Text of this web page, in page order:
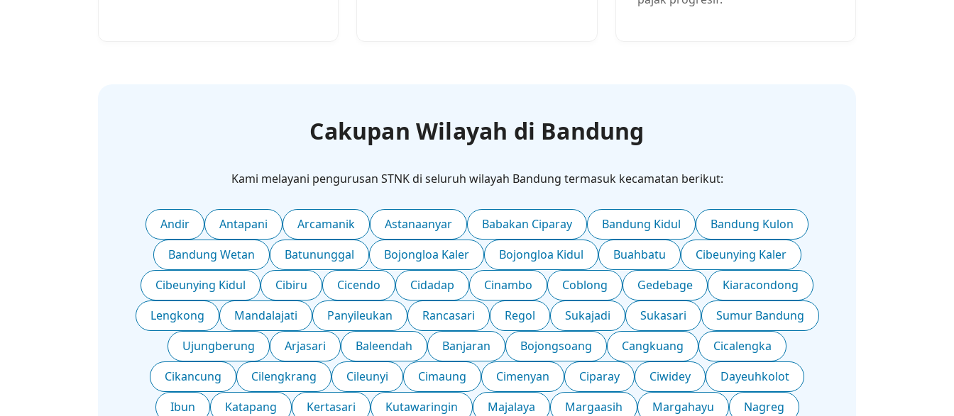
Cakupan Wilayah di Bandung
Kami melayani pengurusan STNK di seluruh wilayah Bandung termasuk kecamatan berikut:
Andir Antapani Arcamanik Astanaanyar Babakan Ciparay Bandung Kidul
Bandung Kulon
Bandung Wetan
Batununggal Bojongloa Kaler Bojongloa Kidul Buahbatu
Cibeunying Kaler
Cibeunying Kidul
Cibiru Cicendo Cidadap Cinambo Coblong Gedebage
Kiaracondong
Lengkong
Mandalajati Panyileukan Rancasari Regol Sukajadi Sukasari
Sumur Bandung
Ujungberung
Arjasari Baleendah Banjaran Bojongsoang Cangkuang
Cicalengka
Cikancung
Cilengkrang Cileunyi Cimaung Cimenyan Ciparay Ciwidey
Dayeuhkolot
Ibun
Katapang Kertasari Kutawaringin Majalaya Margaasih Margahayu
Nagreg